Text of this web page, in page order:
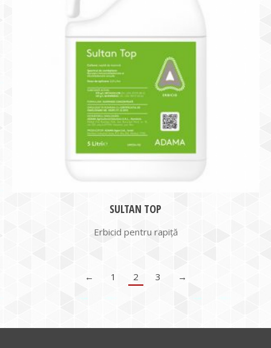
SULTAN TOP
Erbicid pentru rapiță
← 1 2 3 →